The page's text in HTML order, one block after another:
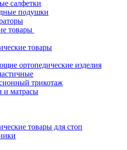
салфетки
подушки
товары
товары
ортопедические изделия
трикотаж
и матрасы
товары для стоп